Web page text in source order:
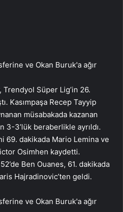
Trendyol Süper Lig’in 26.
Kasımpaşa Recep Tayyip
müsabakada kazanan
3-3’lük beraberlikle ayrıldı.
69. dakikada Mario Lemina ve
Osimhen kaydetti.
52’de Ben Ouanes, 61. dakikada
Hajradinovic’ten geldi.